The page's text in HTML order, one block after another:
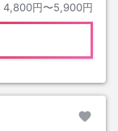
4,800円〜5,900円